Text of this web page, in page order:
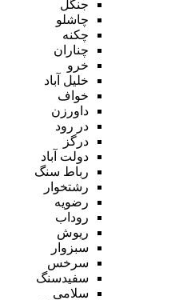
جنگل
چاشلو
چکنه
چناران
خرو
خلیل آباد
خواف
داورزن
در رود
درگز
دولت آباد
رباط سنگ
رشتخوار
رضویه
روداب
ریوش
سبزوار
سرخس
سفیدسنگ
سلامی